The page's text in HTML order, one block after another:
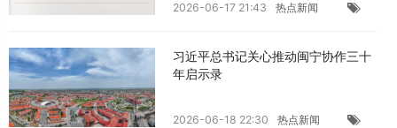
2026-06-17 21:43 热点新闻
习近平总书记关心推动闽宁协作三十
年启示录
2026-06-18 22:30 热点新闻